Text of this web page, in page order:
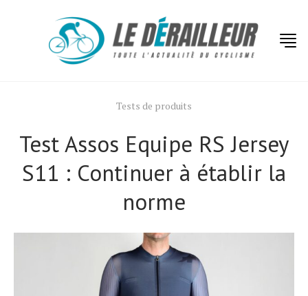
Tests de produits
Test Assos Equipe RS Jersey
S11 : Continuer à établir la
norme